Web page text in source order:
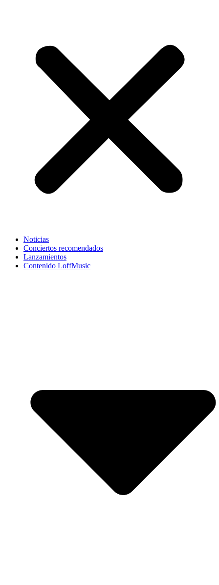
Noticias
Conciertos recomendados
Lanzamientos
Contenido LoffMusic